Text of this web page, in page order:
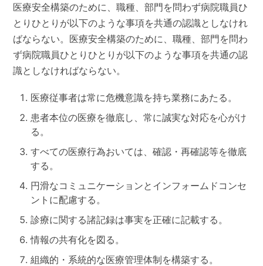
医療安全構築のために、職種、部門を問わず病院職員ひ
とりひとりが以下のような事項を共通の認識としなけれ
ばならない。医療安全構築のために、職種、部門を問わ
ず病院職員ひとりひとりが以下のような事項を共通の認
識としなければならない。
医療従事者は常に危機意識を持ち業務にあたる。
患者本位の医療を徹底し、常に誠実な対応を心がけ
る。
すべての医療行為おいては、確認・再確認等を徹底
する。
円滑なコミュニケーションとインフォームドコンセ
ントに配慮する。
診療に関する諸記録は事実を正確に記載する。
情報の共有化を図る。
組織的・系統的な医療管理体制を構築する。